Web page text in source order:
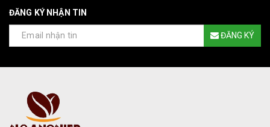
ĐĂNG KÝ NHẬN TIN
ĐĂNG KÝ